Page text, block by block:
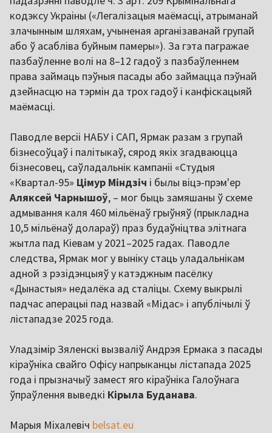
кодэксу Украіны («Легалізацыя маёмасці, атрыманай
злачынным шляхам, учыненая арганізаванай групай
або ў асабліва буйным памеры»). За гэта пагражае
пазбаўленне волі на 8–12 гадоў з пазбаўленнем
права займаць пэўныя пасады або займацца пэўнай
дзейнасцю на тэрмін да трох гадоў і канфіскацыяй
маёмасці.
Паводле версіі НАБУ і САП, Ярмак разам з групай
бізнесоўцаў і палітыкаў, сярод якіх згадваюцца
бізнесовец, саўладальнік кампаніі «Студыя
«Квартал-95» Цімур Міндзіч і былы віцэ-прэм'ер
Аляксей Чарнышоў, – мог быць замяшаны ў схеме
адмывання каля 460 мільёнаў грыўняў (прыкладна
10,5 мільёнаў долараў) праз будаўніцтва элітнага
жытла пад Кіевам у 2021–2025 гадах. Паводле
следства, Ярмак мог у выніку стаць уладальнікам
адной з рэзідэнцыяў у катэджным пасёлку
«Дынастыя» недалёка ад сталіцы. Схему выкрылі
падчас аперацыі пад назвай «Мідас» і апублічылі ў
лістападзе 2025 года.
Уладзімір Зяленскі вызваліў Андрэя Ермака з пасады
кіраўніка свайго Офісу напрыканцы лістапада 2025
года і прызначыў замест яго кіраўніка Галоўнага
ўпраўлення выведкі Кірыла Буданава.
Марыя Міхалевіч belsat.eu